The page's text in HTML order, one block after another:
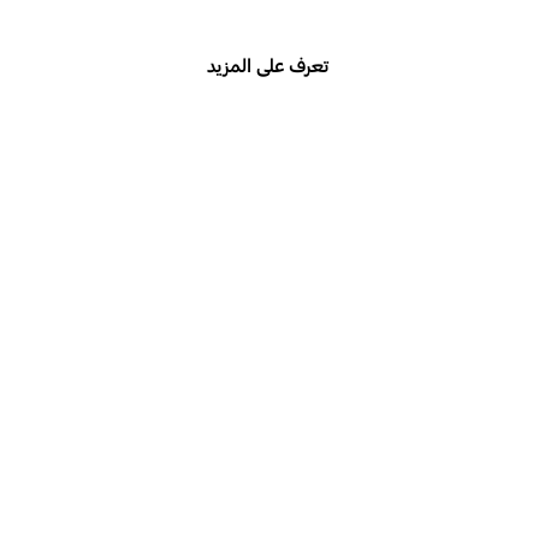
تعرف على المزيد